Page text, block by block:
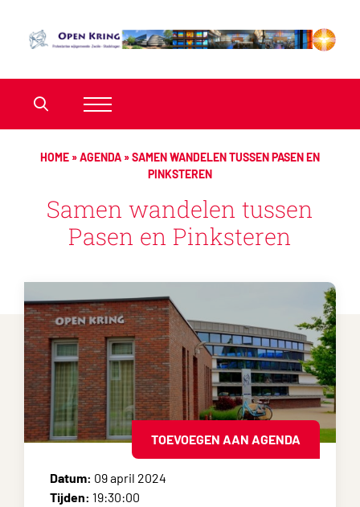
HOME »AGENDA »SAMEN WANDELEN TUSSEN PASEN EN
PINKSTEREN
Samen wandelen tussen
Pasen en Pinksteren
TOEVOEGEN AAN AGENDA
Datum: 09 april 2024
Tijden: 19:30:00